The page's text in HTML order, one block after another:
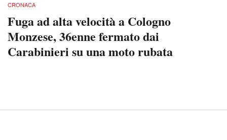
CRONACA
Fuga ad alta velocità a Cologno
Monzese, 36enne fermato dai
Carabinieri su una moto rubata